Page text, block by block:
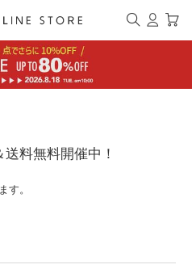
料無料開催中！
す。